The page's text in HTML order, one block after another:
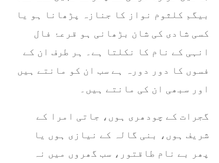
بیگم کلثوم نواز کا جنازہ پڑھانا ہو یا
کسی شادی کی شان بڑھانی ہو قرعۂ فال
انہی کے نام کا نکلتا ہے۔ ہر طرف ان کے
فسوں کا دور دورہ ہے سب ان کو مانتے ہیں
اور سبھی ان کی مانتے ہیں۔
گجرات کے چودھری ہوں، جاتی امرا کے
شریف ہوں، بنی گالہ کے نیازی ہوں یا
پھر بے نام طاقتور، سب گھروں میں نہ